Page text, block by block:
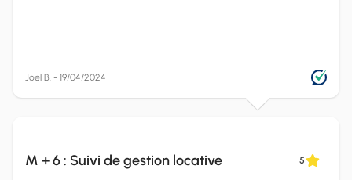
Joel B. - 19/04/2024
M + 6 : Suivi de gestion locative 5